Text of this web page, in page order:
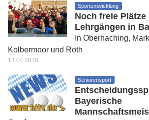
Sportentwicklung
Noch freie
Lehrgängen in
In Oberhaching,
Kolbermoor und Roth
13.04.2018
Seniorensport
Bayerische